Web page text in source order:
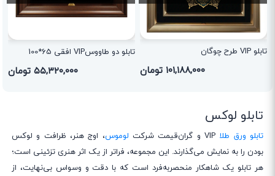
تابلو VIP طرح چوگان
۱۰۱,۱۸۸,۰۰۰ تومان
تابلو دو طاووسVIP افقی 65*100
۵۵,۳۲۰,۰۰۰ تومان
تابلو لوکس
تابلو ورق طلا لوموس، اوج هنر، ظرافت و لوکس
بودن را به نمایش می‌گذارند. این مجموعه، فراتر از یک اثر هنری تزئینی است؛
هر تابلو یک شاهکار منحصربه‌فرد است که با دقت و وسواس بی‌نهایت، از